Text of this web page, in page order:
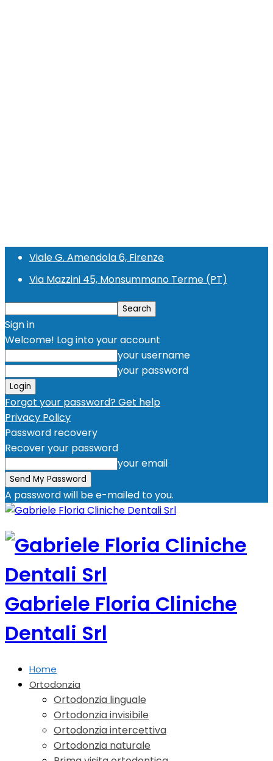
Viale G. Amendola 6, Firenze
Via Mazzini 45, Monsummano Terme (PT)
Sign in
Welcome! Log into your account
your username
your password
Forgot your password? Get help
Privacy Policy
Password recovery
Recover your password
your email
A password will be e-mailed to you.
Gabriele Floria Cliniche
Dentali Srl
Home
Ortodonzia
Ortodonzia linguale
Ortodonzia invisibile
Ortodonzia intercettiva
Ortodonzia naturale